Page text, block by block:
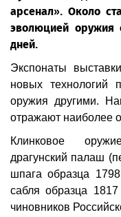
арсенал». Около
эволюцией оружия
дней.
Экспонаты
новых технологий
оружия другими.
отражают наиболее
Клинковое
драгунский палаш
шпага образца 1798
сабля образца
чиновников